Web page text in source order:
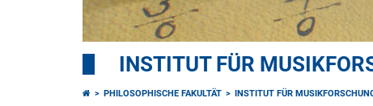
INSTITUT FÜR
PHILOSOPHISCHE FAKULTÄT INSTITUT FÜR